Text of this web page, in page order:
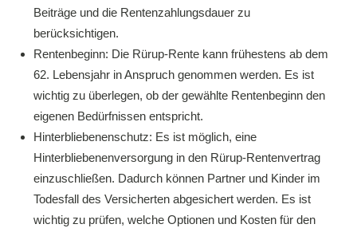
Beiträge und die Rentenzahlungsdauer zu
berücksichtigen.
Rentenbeginn: Die Rürup-Rente kann frühestens ab dem
62. Lebensjahr in Anspruch genommen werden. Es ist
wichtig zu überlegen, ob der gewählte Rentenbeginn den
eigenen Bedürfnissen entspricht.
Hinterbliebenenschutz: Es ist möglich, eine
Hinterbliebenenversorgung in den Rürup-Rentenvertrag
einzuschließen. Dadurch können Partner und Kinder im
Todesfall des Versicherten abgesichert werden. Es ist
wichtig zu prüfen, welche Optionen und Kosten für den